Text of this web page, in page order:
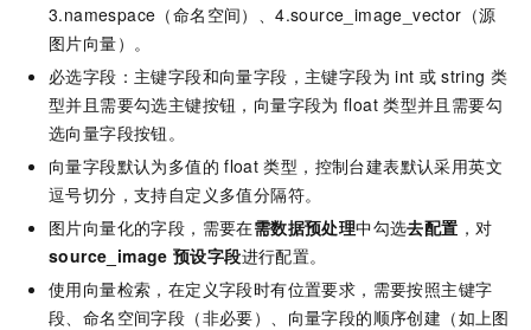
3.namespace（命名空间）、4.source_image_vector（源
图片向量）。
必选字段：主键字段和向量字段，主键字段为 int 或 string 类
型并且需要勾选主键按钮，向量字段为 float 类型并且需要勾
选向量字段按钮。
向量字段默认为多值的 float 类型，控制台建表默认采用英文
逗号切分，支持自定义多值分隔符。
图片向量化的字段，需要在需数据预处理中勾选去配置 ，对
source_image 预设字段进行配置。
使用向量检索，在定义字段时有位置要求，需要按照主键字
段、命名空间字段（非必要）、向量字段的顺序创建（如上图